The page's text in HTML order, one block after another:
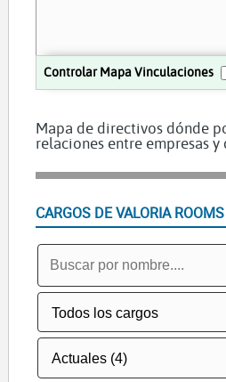
Controlar Mapa Vinculaciones
Mapa de directivos dónde
relaciones entre empresas
CARGOS DE VALORIA